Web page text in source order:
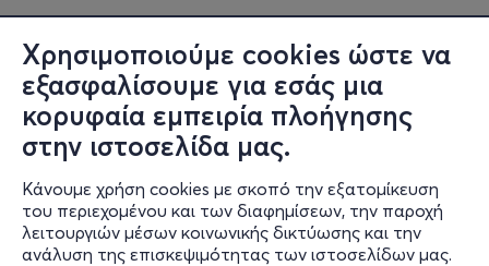
Χρησιμοποιούμε cookies ώστε να
εξασφαλίσουμε για εσάς μια
κορυφαία εμπειρία πλοήγησης
στην ιστοσελίδα μας.
Κάνουμε χρήση cookies με σκοπό την εξατομίκευση
του περιεχομένου και των διαφημίσεων, την παροχή
λειτουργιών μέσων κοινωνικής δικτύωσης και την
ανάλυση της επισκεψιμότητας των ιστοσελίδων μας.
Πληροφορίες
Υποστήριξη
Stay Connected